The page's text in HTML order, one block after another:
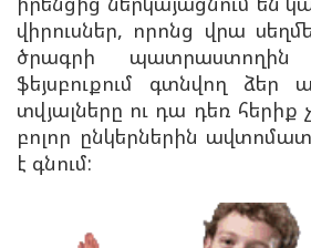
վիրուսներ, որոնց վրա
ծրագրի պատրաստողին
ֆեյսբուքում գտնվող ձեր
տվյալները ու դա դեռ հերիք
բոլոր ընկերներին
է գնում: